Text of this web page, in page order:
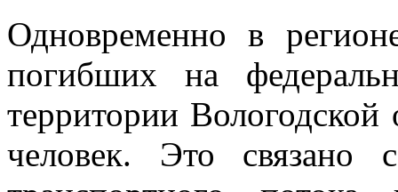
Одновременно в
погибших на
территории
человек. Это связано